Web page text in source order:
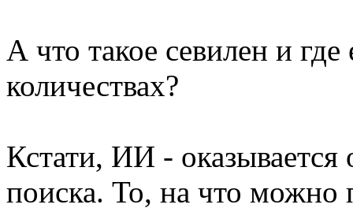
А что такое севилен и где
количествах?
Кстати, ИИ -
поиска. То, на что можно